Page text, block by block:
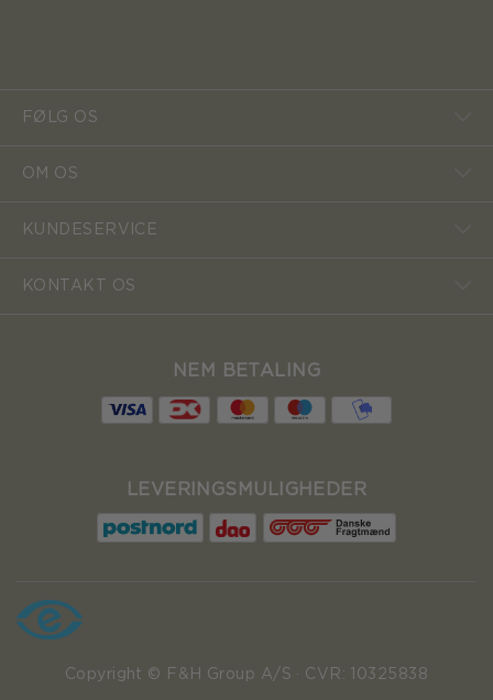
FØLG OS
OM OS
KUNDESERVICE
KONTAKT OS
NEM BETALING
LEVERINGSMULIGHEDER
Copyright © F&H Group A/S · CVR: 10325838